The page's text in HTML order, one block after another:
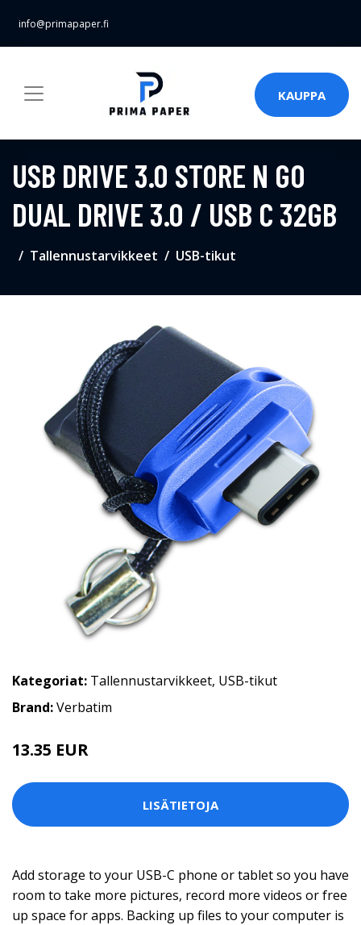
info@primapaper.fi
KAUPPA
USB DRIVE 3.0 STORE N GO
DUAL DRIVE 3.0 / USB C 32GB
Tallennustarvikkeet USB-tikut
Kategoriat: Tallennustarvikkeet, USB-tikut
Brand:Verbatim
13.35 EUR
LISÄTIETOJA
Add storage to your USB-C phone or tablet so you have
room to take more pictures, record more videos or free
up space for apps. Backing up files to your computer is